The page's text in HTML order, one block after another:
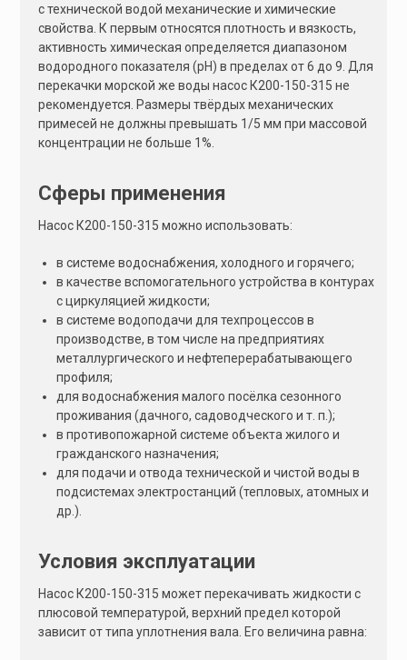
с технической водой механические и химические
свойства. К первым относятся плотность и вязкость,
активность химическая определяется диапазоном
водородного показателя (рН) в пределах от 6 до 9. Для
перекачки морской же воды насос К200-150-315 не
рекомендуется. Размеры твёрдых механических
примесей не должны превышать 1/5 мм при массовой
концентрации не больше 1%.
Сферы применения
Насос К200-150-315 можно использовать:
в системе водоснабжения, холодного и горячего;
в качестве вспомогательного устройства в контурах
с циркуляцией жидкости;
в системе водоподачи для техпроцессов в
производстве, в том числе на предприятиях
металлургического и нефтеперерабатывающего
профиля;
для водоснабжения малого посёлка сезонного
проживания (дачного, садоводческого и т. п.);
в противопожарной системе объекта жилого и
гражданского назначения;
для подачи и отвода технической и чистой воды в
подсистемах электростанций (тепловых, атомных и
др.).
Условия эксплуатации
Насос К200-150-315 может перекачивать жидкости с
плюсовой температурой, верхний предел которой
зависит от типа уплотнения вала. Его величина равна: